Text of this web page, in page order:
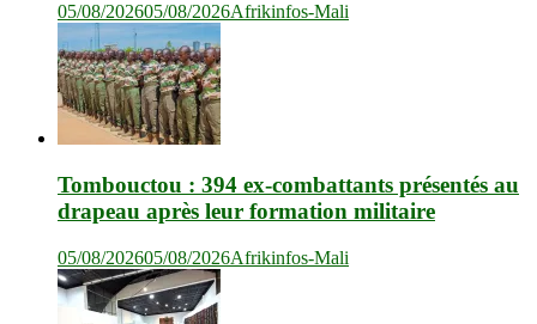
05/08/202605/08/2026Afrikinfos-Mali
Tombouctou : 394 ex-combattants présentés au
drapeau après leur formation militaire
05/08/202605/08/2026Afrikinfos-Mali